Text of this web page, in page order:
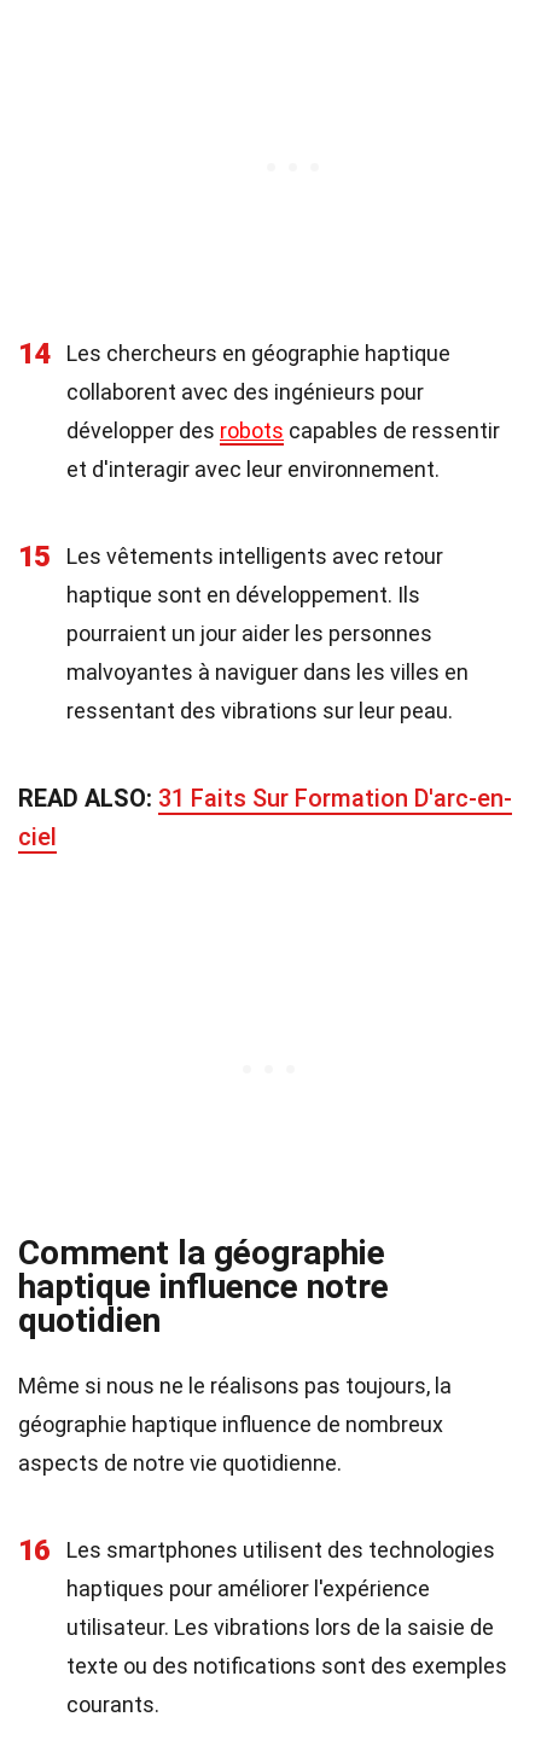
14
Les chercheurs en géographie haptique
collaborent avec des ingénieurs pour
développer des robots capables de ressentir
et d'interagir avec leur environnement.
15
Les vêtements intelligents avec retour
haptique sont en développement. Ils
pourraient un jour aider les personnes
malvoyantes à naviguer dans les villes en
ressentant des vibrations sur leur peau.
READ ALSO: 31 Faits Sur Formation D'arc-en-
ciel
Comment la géographie
haptique influence notre
quotidien
Même si nous ne le réalisons pas toujours, la
géographie haptique influence de nombreux
aspects de notre vie quotidienne.
16
Les smartphones utilisent des technologies
haptiques pour améliorer l'expérience
utilisateur. Les vibrations lors de la saisie de
texte ou des notifications sont des exemples
courants.